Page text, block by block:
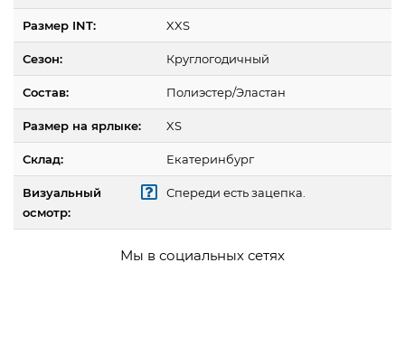
Размер INT: XXS
Сезон: Круглогодичный
Состав: Полиэстер/Эластан
Размер на ярлыке: XS
Склад: Екатеринбург
Визуальный
осмотр:
Спереди есть зацепка.
Мы в социальных сетях